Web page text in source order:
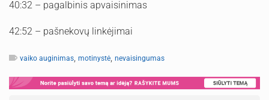
40:32 – pagalbinis apvaisinimas
42:52 – pašnekovų linkėjimai
vaiko auginimas, motinystė, nevaisingumas